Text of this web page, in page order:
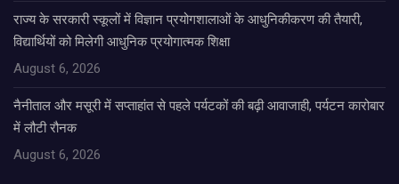
राज्य के सरकारी स्कूलों में विज्ञान प्रयोगशालाओं के आधुनिकीकरण की तैयारी,
विद्यार्थियों को मिलेगी आधुनिक प्रयोगात्मक शिक्षा
August 6, 2026
नैनीताल और मसूरी में सप्ताहांत से पहले पर्यटकों की बढ़ी आवाजाही, पर्यटन कारोबार
में लौटी रौनक
August 6, 2026